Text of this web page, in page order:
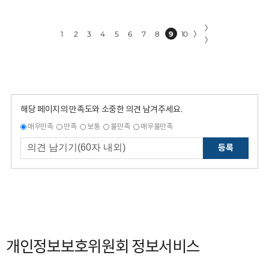
1 2 3 4 5 6 7 8 9 10 〉
〉
〉
해당 페이지의 만족도와 소중한 의견 남겨주세요.
매우만족 만족 보통 불만족 매우불만족
등록
개인정보보호위원회 정보서비스